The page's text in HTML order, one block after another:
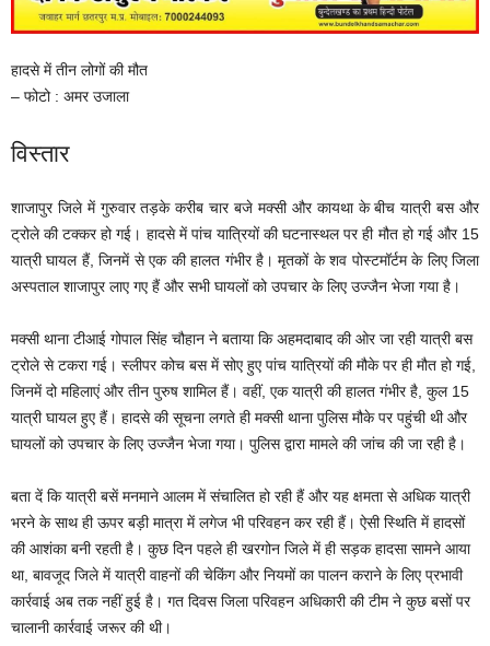
हादसे में तीन लोगों की मौत
– फोटो : अमर उजाला
विस्तार
शाजापुर जिले में गुरुवार तड़के करीब चार बजे मक्सी और कायथा के बीच यात्री बस और
ट्रोले की टक्कर हो गई। हादसे में पांच यात्रियों की घटनास्थल पर ही मौत हो गई और 15
यात्री घायल हैं, जिनमें से एक की हालत गंभीर है। मृतकों के शव पोस्टमॉर्टम के लिए जिला
अस्पताल शाजापुर लाए गए हैं और सभी घायलों को उपचार के लिए उज्जैन भेजा गया है।
मक्सी थाना टीआई गोपाल सिंह चौहान ने बताया कि अहमदाबाद की ओर जा रही यात्री बस
ट्रोले से टकरा गई। स्लीपर कोच बस में सोए हुए पांच यात्रियों की मौके पर ही मौत हो गई,
जिनमें दो महिलाएं और तीन पुरुष शामिल हैं। वहीं, एक यात्री की हालत गंभीर है, कुल 15
यात्री घायल हुए हैं। हादसे की सूचना लगते ही मक्सी थाना पुलिस मौके पर पहुंची थी और
घायलों को उपचार के लिए उज्जैन भेजा गया। पुलिस द्वारा मामले की जांच की जा रही है।
बता दें कि यात्री बसें मनमाने आलम में संचालित हो रही हैं और यह क्षमता से अधिक यात्री
भरने के साथ ही ऊपर बड़ी मात्रा में लगेज भी परिवहन कर रही हैं। ऐसी स्थिति में हादसों
की आशंका बनी रहती है। कुछ दिन पहले ही खरगोन जिले में ही सड़क हादसा सामने आया
था, बावजूद जिले में यात्री वाहनों की चेकिंग और नियमों का पालन कराने के लिए प्रभावी
कार्रवाई अब तक नहीं हुई है। गत दिवस जिला परिवहन अधिकारी की टीम ने कुछ बसों पर
चालानी कार्रवाई जरूर की थी।